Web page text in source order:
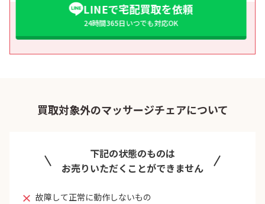
LINEで宅配買取を依頼
24時間365日いつでも対応OK
買取対象外のマッサージチェアについて
下記の状態のものは
お売りいただくことができません
故障して正常に動作しないもの